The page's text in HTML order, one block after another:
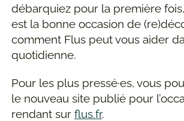
débarquiez pour la première
est la bonne occasion de
comment Flus peut vous aider
quotidienne.
Pour les plus pressé·es, vous
le nouveau site publié pour
rendant surflus.fr.